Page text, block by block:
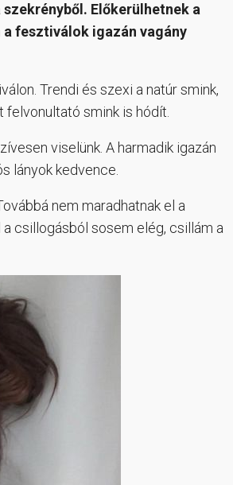
Előkerülhetnek a
fesztiválok igazán vagány
Trendi és szexi a natúr smink,
felvonultató smink is hódít.
viselünk. A harmadik igazán
lányok kedvence.
nem maradhatnak el a
csillogásból sosem elég, csillám a